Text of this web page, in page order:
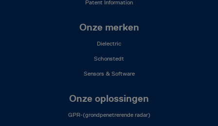
Patent Information
Onze merken
Dielectric
Schonstedt
Sensors & Software
Onze oplossingen
GPR-(grondpenetrerende radar)